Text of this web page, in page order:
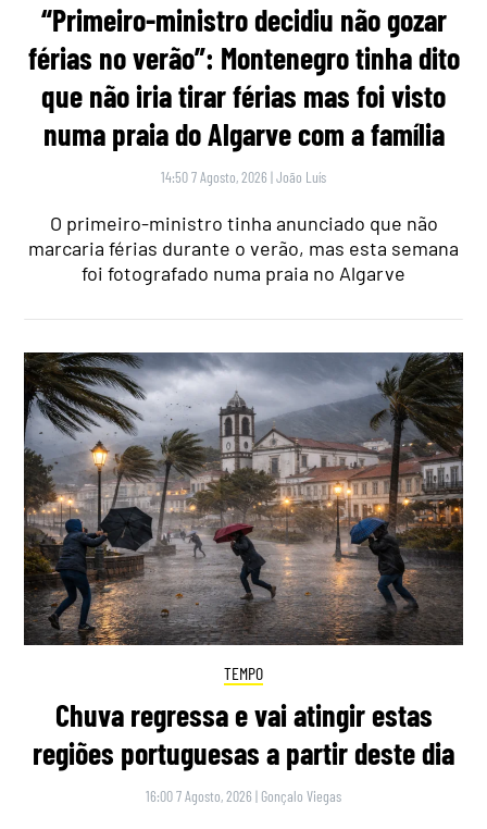
“Primeiro-ministro decidiu não gozar
férias no verão”: Montenegro tinha dito
que não iria tirar férias mas foi visto
numa praia do Algarve com a família
14:50 7 Agosto, 2026 |João Luís
O primeiro-ministro tinha anunciado que não
marcaria férias durante o verão, mas esta semana
foi fotografado numa praia no Algarve
TEMPO
Chuva regressa e vai atingir estas
regiões portuguesas a partir deste dia
16:00 7 Agosto, 2026 | Gonçalo Viegas